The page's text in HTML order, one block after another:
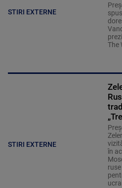
STIRI EXTERNE
The
STIRI EXTERNE
în